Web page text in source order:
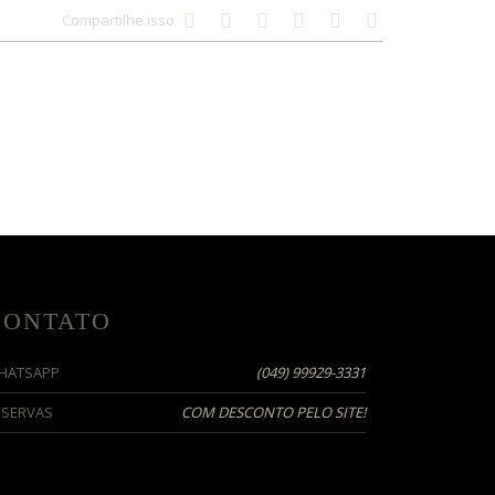
Compartilhe isso
(049)99929-3331
COM DESCONTO PELO SITE!